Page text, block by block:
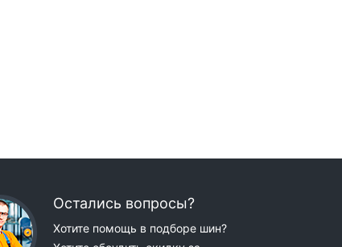
Остались вопросы?
Хотите помощь в подборе шин?